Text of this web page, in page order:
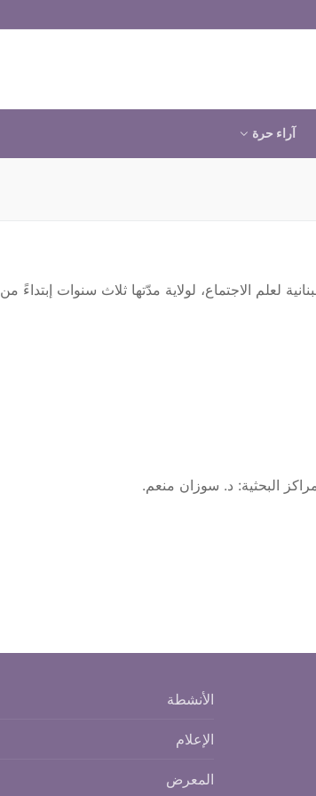
آراء حرة
الاجتماع، لولاية مدّتها ثلاث سنوات إبتداءً من 15 شباط 2025.
البحثية: د. سوزان منعم.
الأنشطة
الإعلام
المعرض